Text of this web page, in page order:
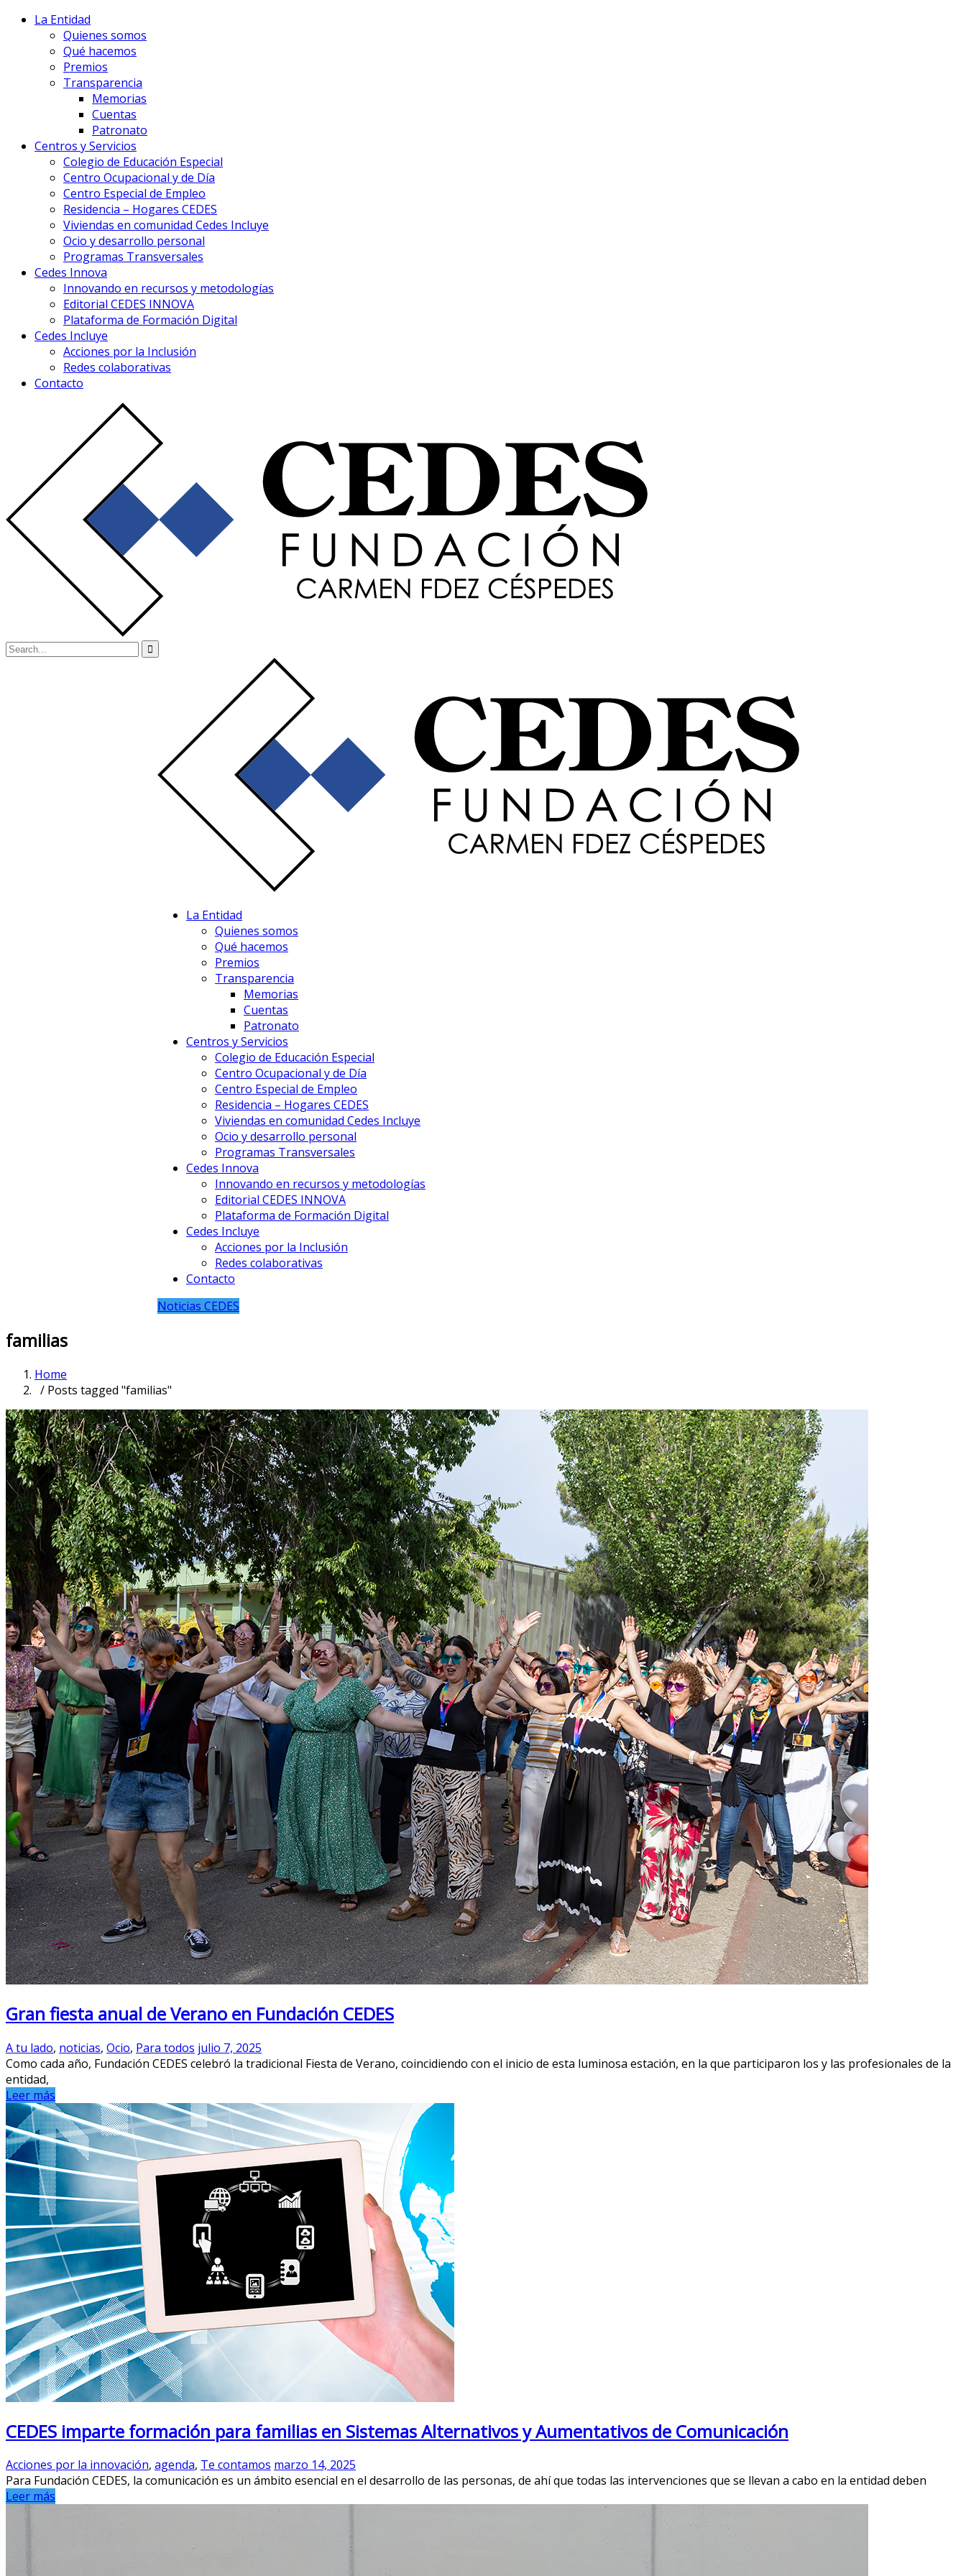
La Entidad
Quienes somos
Qué hacemos
Premios
Transparencia
Memorias
Cuentas
Patronato
Centros y Servicios
Colegio de Educación Especial
Centro Ocupacional y de Día
Centro Especial de Empleo
Residencia – Hogares CEDES
Viviendas en comunidad Cedes Incluye
Ocio y desarrollo personal
Programas Transversales
Cedes Innova
Innovando en recursos y metodologías
Editorial CEDES INNOVA
Plataforma de Formación Digital
Cedes Incluye
Acciones por la Inclusión
Redes colaborativas
Contacto
La Entidad
Quienes somos
Qué hacemos
Premios
Transparencia
Memorias
Cuentas
Patronato
Centros y Servicios
Colegio de Educación Especial
Centro Ocupacional y de Día
Centro Especial de Empleo
Residencia – Hogares CEDES
Viviendas en comunidad Cedes Incluye
Ocio y desarrollo personal
Programas Transversales
Cedes Innova
Innovando en recursos y metodologías
Editorial CEDES INNOVA
Plataforma de Formación Digital
Cedes Incluye
Acciones por la Inclusión
Redes colaborativas
Contacto
Noticias CEDES
familias
Home
/ Posts tagged "familias"
Gran fiesta anual de Verano en Fundación CEDES
A tu lado, noticias, Ocio, Para todos julio 7, 2025
Como cada año, Fundación CEDES celebró la tradicional Fiesta de Verano, coincidiendo con el inicio de esta luminosa estación, en la que participaron los y las profesionales de la
entidad,
Leer más
CEDES imparte formación para familias en Sistemas Alternativos y Aumentativos de Comunicación
Acciones por la innovación, agenda, Te contamos marzo 14, 2025
Para Fundación CEDES, la comunicación es un ámbito esencial en el desarrollo de las personas, de ahí que todas las intervenciones que se llevan a cabo en la entidad deben
Leer más